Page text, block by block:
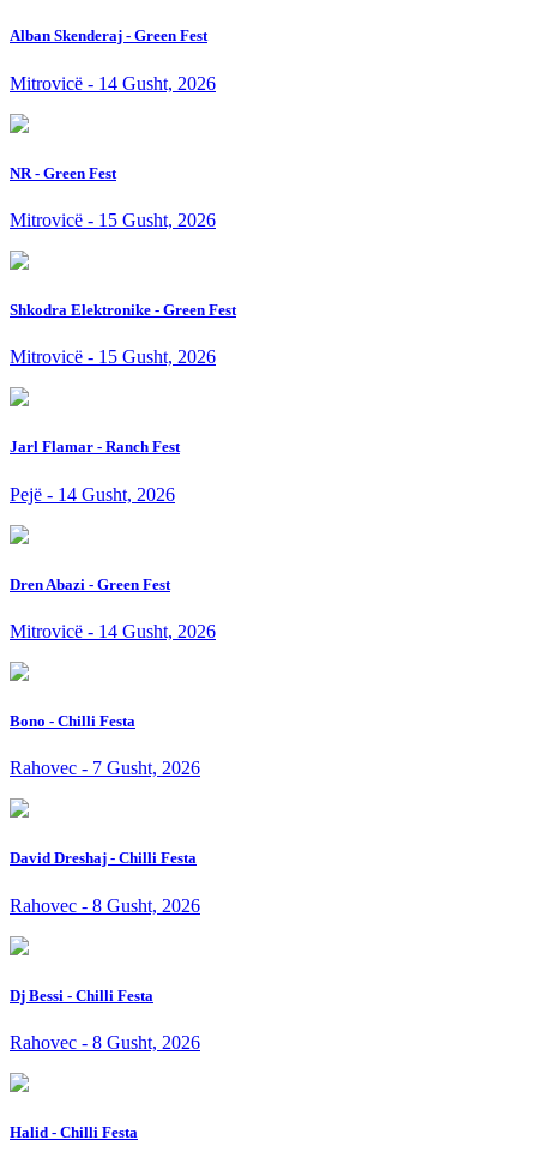
Alban Skenderaj - Green Fest
Mitrovicë - 14 Gusht, 2026
NR - Green Fest
Mitrovicë - 15 Gusht, 2026
Shkodra Elektronike - Green Fest
Mitrovicë - 15 Gusht, 2026
Jarl Flamar - Ranch Fest
Pejë - 14 Gusht, 2026
Dren Abazi - Green Fest
Mitrovicë - 14 Gusht, 2026
Bono - Chilli Festa
Rahovec - 7 Gusht, 2026
David Dreshaj - Chilli Festa
Rahovec - 8 Gusht, 2026
Dj Bessi - Chilli Festa
Rahovec - 8 Gusht, 2026
Halid - Chilli Festa